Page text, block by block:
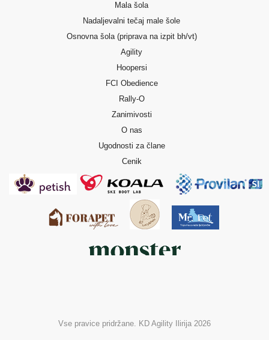
Mala šola
Nadaljevalni tečaj male šole
Osnovna šola (priprava na izpit bh/vt)
Agility
Hoopersi
FCI Obedience
Rally-O
Zanimivosti
O nas
Ugodnosti za člane
Cenik
Vse pravice pridržane. KD Agility Ilirija 2026